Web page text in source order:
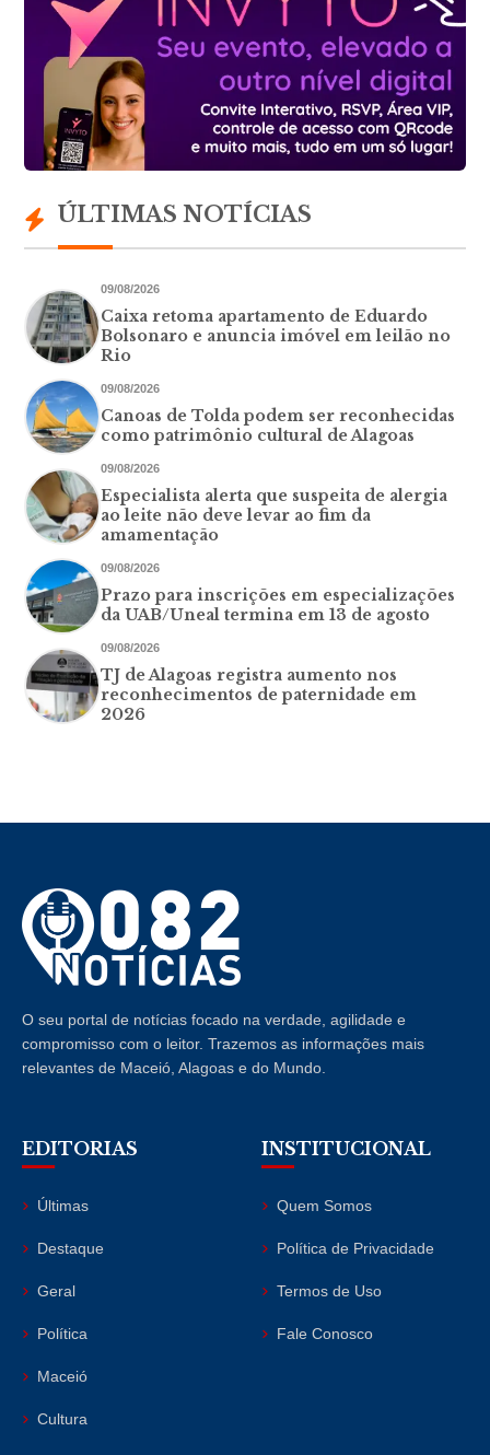
ÚLTIMAS NOTÍCIAS
09/08/2026
Caixa retoma apartamento de Eduardo
Bolsonaro e anuncia imóvel em leilão no
Rio
09/08/2026
Canoas de Tolda podem ser reconhecidas
como patrimônio cultural de Alagoas
09/08/2026
Especialista alerta que suspeita de alergia
ao leite não deve levar ao fim da
amamentação
09/08/2026
Prazo para inscrições em especializações
da UAB/Uneal termina em 13 de agosto
09/08/2026
TJ de Alagoas registra aumento nos
reconhecimentos de paternidade em
2026
O seu portal de notícias focado na verdade, agilidade e
compromisso com o leitor. Trazemos as informações mais
relevantes de Maceió, Alagoas e do Mundo.
EDITORIAS
Últimas
Destaque
Geral
Política
Maceió
Cultura
INSTITUCIONAL
Quem Somos
Política de Privacidade
Termos de Uso
Fale Conosco